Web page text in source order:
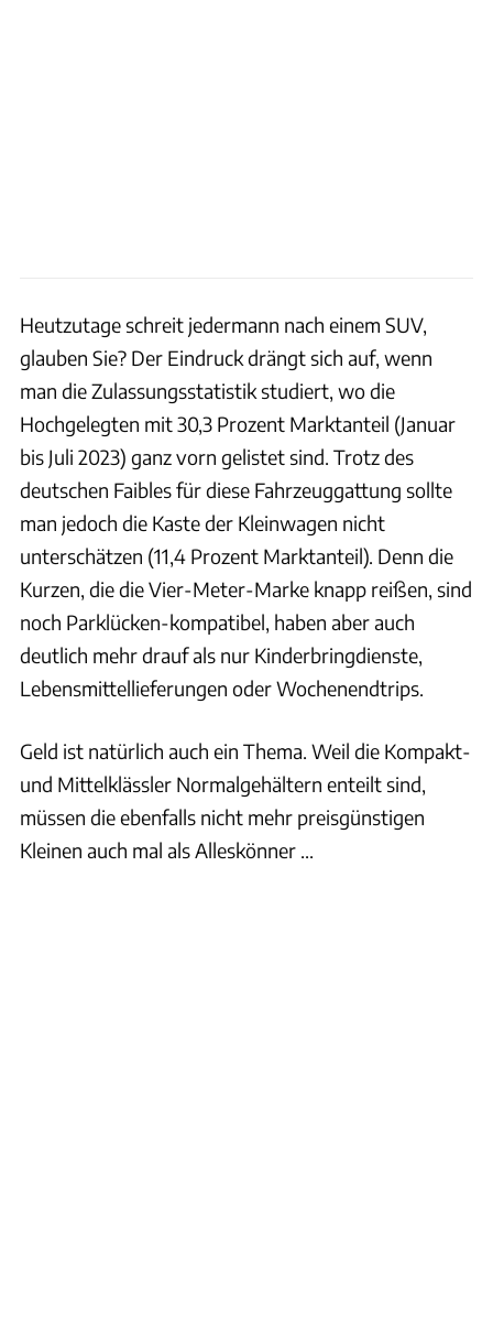
Heutzutage schreit jedermann nach einem SUV,
glauben Sie? Der Eindruck drängt sich auf, wenn
man die Zulassungsstatistik studiert, wo die
Hochgelegten mit 30,3 Prozent Marktanteil (Januar
bis Juli 2023) ganz vorn gelistet sind. Trotz des
deutschen Faibles für diese Fahrzeuggattung sollte
man jedoch die Kaste der Kleinwagen nicht
unterschätzen (11,4 Prozent Marktanteil). Denn die
Kurzen, die die Vier-Meter-Marke knapp reißen, sind
noch Parklücken-kompatibel, haben aber auch
deutlich mehr drauf als nur Kinderbringdienste,
Lebensmittellieferungen oder Wochenendtrips.
Geld ist natürlich auch ein Thema. Weil die Kompakt-
und Mittelklässler Normalgehältern enteilt sind,
müssen die ebenfalls nicht mehr preisgünstigen
Kleinen auch mal als Alleskönner ...